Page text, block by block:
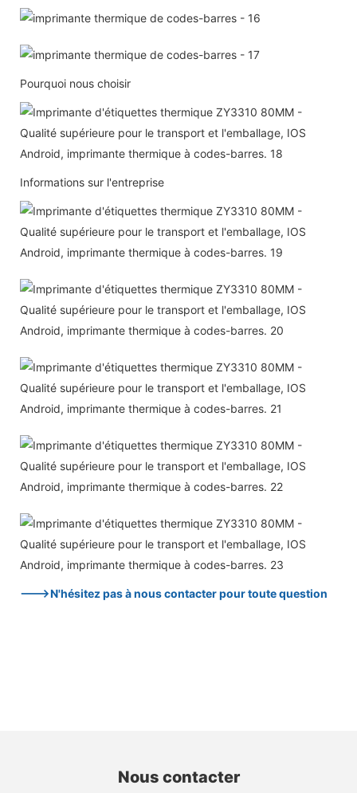
Pourquoi nous choisir
Informations sur l'entreprise
--->N'hésitez pas à nous contacter pour toute question
Nous contacter